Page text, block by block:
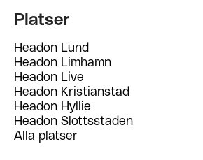
Platser
Headon Lund
Headon Limhamn
Headon Live
Headon Kristianstad
Headon Hyllie
Headon Slottsstaden
Alla platser